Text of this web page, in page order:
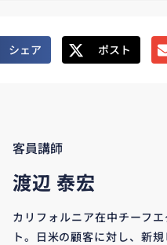
シェア ポスト
客員講師
渡辺 泰宏
カリフォルニア在中チーフ
ト。日米の顧客に対し、新